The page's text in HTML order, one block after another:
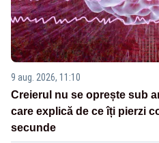
9 aug. 2026, 11:10
Creierul nu se oprește sub
care explică de ce îți pierzi
secunde